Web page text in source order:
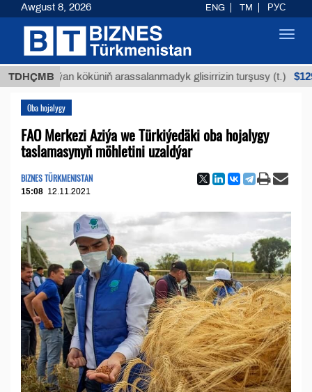
TDHÇMB
Buýan köküniň arassalanmadyk glisirrizin turşusy (t.) $12935,18
Oba hojalygy
FAO Merkezi Aziýa we Türkiýedäki oba hojalygy
taslamasynyň möhletini uzaldýar
BIZNES TÜRKMENISTAN
15:08 12.11.2021
Awgust 8, 2026 ENG TM РУС